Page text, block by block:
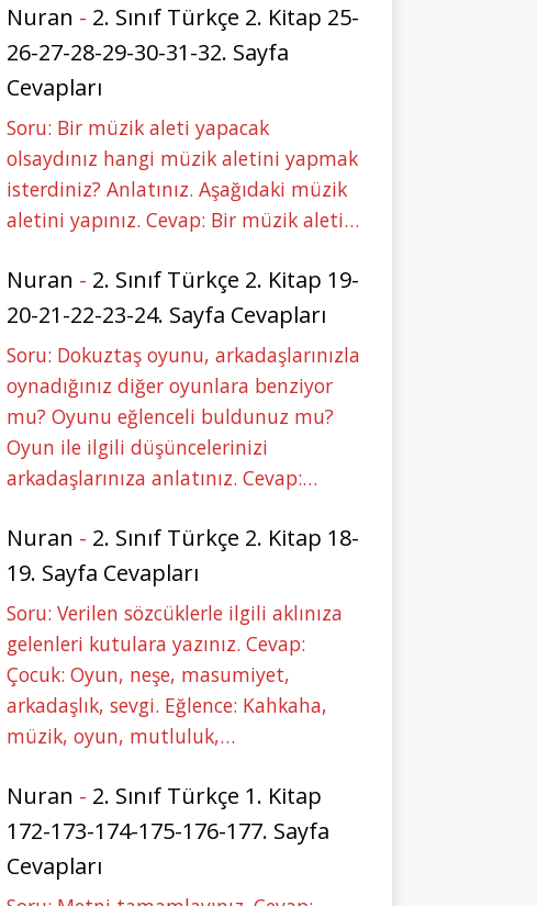
Nuran - 2. Sınıf Türkçe 2. Kitap 25-
26-27-28-29-30-31-32. Sayfa
Cevapları
Soru: Bir müzik aleti yapacak
olsaydınız hangi müzik aletini yapmak
isterdiniz? Anlatınız. Aşağıdaki müzik
aletini yapınız. Cevap: Bir müzik aleti…
Nuran - 2. Sınıf Türkçe 2. Kitap 19-
20-21-22-23-24. Sayfa Cevapları
Soru: Dokuztaş oyunu, arkadaşlarınızla
oynadığınız diğer oyunlara benziyor
mu? Oyunu eğlenceli buldunuz mu?
Oyun ile ilgili düşüncelerinizi
arkadaşlarınıza anlatınız. Cevap:…
Nuran - 2. Sınıf Türkçe 2. Kitap 18-
19. Sayfa Cevapları
Soru: Verilen sözcüklerle ilgili aklınıza
gelenleri kutulara yazınız. Cevap:
Çocuk: Oyun, neşe, masumiyet,
arkadaşlık, sevgi. Eğlence: Kahkaha,
müzik, oyun, mutluluk,…
Nuran - 2. Sınıf Türkçe 1. Kitap
172-173-174-175-176-177. Sayfa
Cevapları